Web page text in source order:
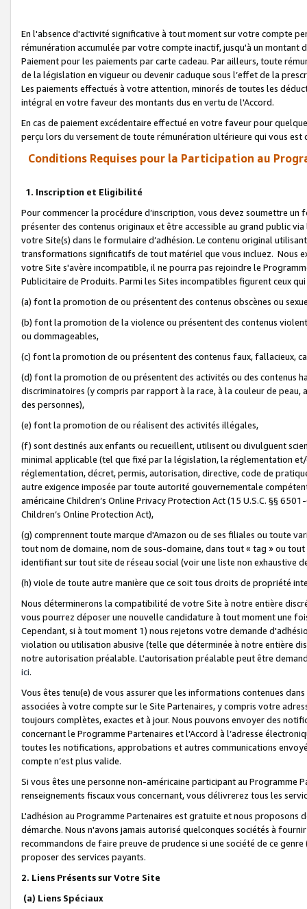
En l'absence d'activité significative à tout moment sur votre compte
rémunération accumulée par votre compte inactif, jusqu'à un montant
Paiement pour les paiements par carte cadeau. Par ailleurs, toute
de la législation en vigueur ou devenir caduque sous l’effet de la
Les paiements effectués à votre attention, minorés de toutes les
intégral en votre faveur des montants dus en vertu de l'Accord.
En cas de paiement excédentaire effectué en votre faveur pour
perçu lors du versement de toute rémunération ultérieure qui vous est
Conditions Requises pour la Participation au
1. Inscription et Eligibilité
Pour commencer la procédure d’inscription, vous devez soumettre
présenter des contenus originaux et être accessible au grand public
votre Site(s) dans le formulaire d’adhésion. Le contenu original
transformations significatifs de tout matériel que vous incluez. Nous
votre Site s'avère incompatible, il ne pourra pas rejoindre le
Publicitaire de Produits. Parmi les Sites incompatibles figurent ceux
(a) font la promotion de ou présentent des contenus obscènes ou
(b) font la promotion de la violence ou présentent des contenus
ou dommageables,
(c) font la promotion de ou présentent des contenus faux, fallacieux,
(d) font la promotion de ou présentent des activités ou des contenus
discriminatoires (y compris par rapport à la race, à la couleur de
des personnes),
(e) font la promotion de ou réalisent des activités illégales,
(f) sont destinés aux enfants ou recueillent, utilisent ou divulguent
minimal applicable (tel que fixé par la législation, la réglementation
réglementation, décret, permis, autorisation, directive, code de
autre exigence imposée par toute autorité gouvernementale
américaine Children’s Online Privacy Protection Act (15 U.S.C. §§
Children’s Online Protection Act),
(g) comprennent toute marque d'Amazon ou de ses filiales ou toute
tout nom de domaine, nom de sous-domaine, dans tout « tag » ou
identifiant sur tout site de réseau social (voir une liste non exhaustive
(h) viole de toute autre manière que ce soit tous droits de propriété
Nous déterminerons la compatibilité de votre Site à notre entière
vous pourrez déposer une nouvelle candidature à tout moment une
Cependant, si à tout moment 1) nous rejetons votre demande
violation ou utilisation abusive (telle que déterminée à notre entière
notre autorisation préalable. L'autorisation préalable peut être
ici.
Vous êtes tenu(e) de vous assurer que les informations contenues
associées à votre compte sur le Site Partenaires, y compris votre
toujours complètes, exactes et à jour. Nous pouvons envoyer des
concernant le Programme Partenaires et l'Accord à l’adresse
toutes les notifications, approbations et autres communications
compte n’est plus valide.
Si vous êtes une personne non-américaine participant au
renseignements fiscaux vous concernant, vous délivrerez tous les
L'adhésion au Programme Partenaires est gratuite et nous proposons
démarche. Nous n'avons jamais autorisé quelconques sociétés à
recommandons de faire preuve de prudence si une société de ce
proposer des services payants.
2. Liens Présents sur Votre Site
(a) Liens Spéciaux